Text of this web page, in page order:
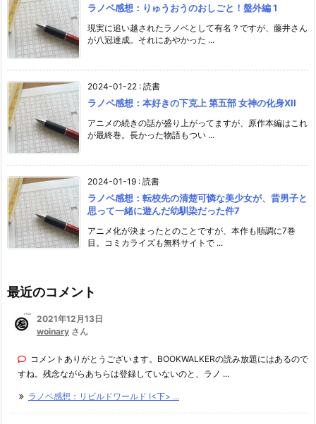
ラノベ感想：りゅうおうのおしごと！盤外編 1
現実に追い越されたラノベとして有名？ですが、藤井さん
が八冠達成。それにあやかった ...
2024-01-22 : 読書
ラノベ感想：本好きの下克上 第五部 女神の化身XII
アニメの続きの話が盛り上がってますが、原作本編はこれ
が最終巻。長かった物語もつい ...
2024-01-19 : 読書
ラノベ感想：転校先の清楚可憐な美少女が、昔男子と
思って一緒に遊んだ幼馴染だった件7
アニメ化が決まったとのことですが、本作も順調に7巻
目。コミカライズも無料サイトで ...
最近のコメント
2021年12月13日
woinary さん
コメントありがとうございます。BOOKWALKERの読み放題にはあるので
すね。残念ながらあちらは登録していないのと、ラノ ...
ラノベ感想：リビルドワールド I<下> ...